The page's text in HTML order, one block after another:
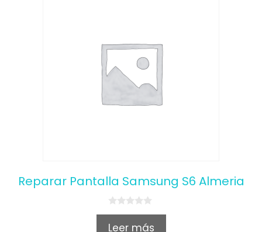
Reparar Pantalla Samsung S6 Almeria
0
u
Leer más